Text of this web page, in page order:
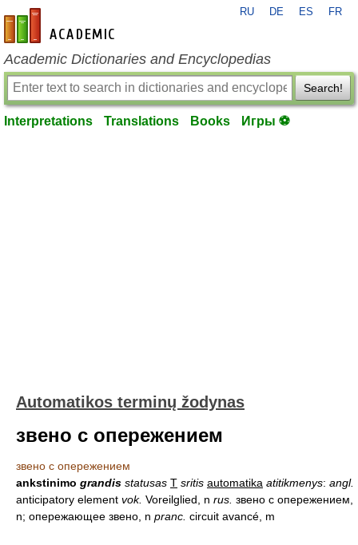
en-academic.com
RU DE ES FR
Academic Dictionaries and Encyclopedias
Search!
Interpretations Translations Books Игры ⚽
Automatikos terminų žodynas
звено с опережением
звено с опережением
ankstinimo grandis statusas T sritis automatika atitikmenys: angl.
anticipatory element vok. Voreilglied, n rus. звено с опережением,
n; опережающее звено, n pranc. circuit avancé, m